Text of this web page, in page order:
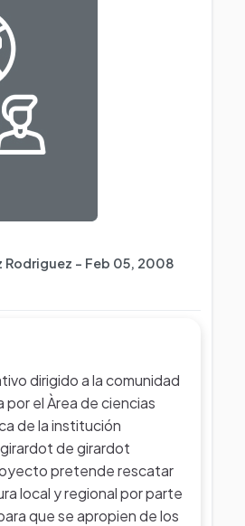
Rodriguez - Feb 05, 2008
dirigido a la comunidad
el Àrea de ciencias
de la institución
de girardot
pretende rescatar
local y regional por parte
que se apropien de los